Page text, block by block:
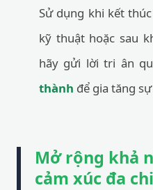
Sử dụng khi kết
kỹ thuật hoặc sau
hãy gửi lời tri ân
thành để gia tăng
Mở rộng khả
cảm xúc đa